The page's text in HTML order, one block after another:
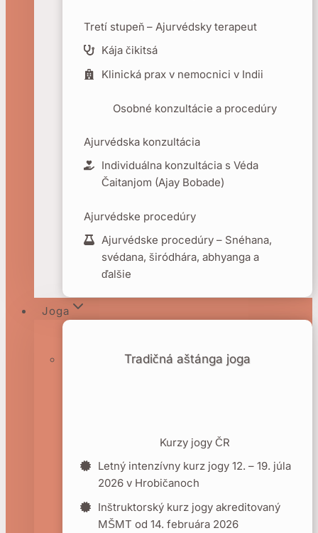
Tretí stupeň – Ajurvédsky terapeut
Kája čikitsá
Klinická prax v nemocnici v Indii
Osobné konzultácie a procedúry
Ajurvédska konzultácia
Individuálna konzultácia s Véda
Čaitanjom (Ajay Bobade)
Ajurvédske procedúry
Ajurvédske procedúry – Snéhana,
svédana, širódhára, abhyanga a
ďalšie
Joga
Tradičná aštánga joga
Kurzy jogy ČR
Letný intenzívny kurz jogy 12. – 19. júla
2026 v Hrobičanoch
Inštruktorský kurz jogy akreditovaný
MŠMT od 14. februára 2026